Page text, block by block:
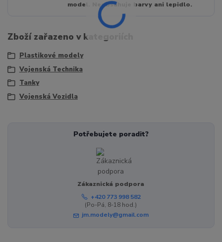
model. Neobsahuje barvy ani lepidlo.
Zboží zařazeno v kategoriích
Plastikové modely
Vojenská Technika
Tanky
Vojenská Vozidla
Potřebujete poradit?
Zákaznická podpora
+420 773 998 582
(Po-Pá, 8-18 hod.)
jm.modely@gmail.com